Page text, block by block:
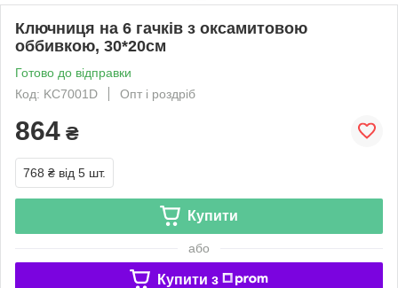
Ключниця на 6 гачків з оксамитовою
оббивкою, 30*20см
Готово до відправки
Код: KC7001D
Опт і роздріб
864 ₴
768 ₴ від 5 шт.
Купити
або
Купити з